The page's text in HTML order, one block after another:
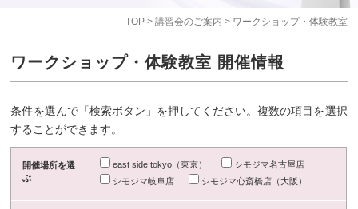
TOP> 講習会のご案内 > ワークショップ・体験教室
ワークショップ・体験教室 開催情報
条件を選んで「検索ボタン」を押してください。複数の項目を選択
することができます。
開催場所を選
ぶ
east side tokyo（東京）
シモジマ名古屋店
シモジマ岐阜店
シモジマ心斎橋店（大阪）